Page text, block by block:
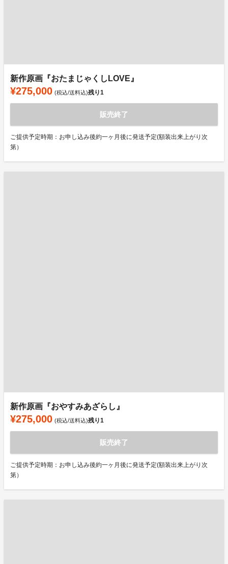
新作原画『おたまじゃくしLOVE』
¥275,000 (税込/送料込)残り1
販売終了
ご提供予定時期：お申し込み後約一ヶ月後に発送予定(額装出来上がり次
第）
新作原画『おやすみあざらし』
¥275,000 (税込/送料込)残り1
販売終了
ご提供予定時期：お申し込み後約一ヶ月後に発送予定(額装出来上がり次
第）